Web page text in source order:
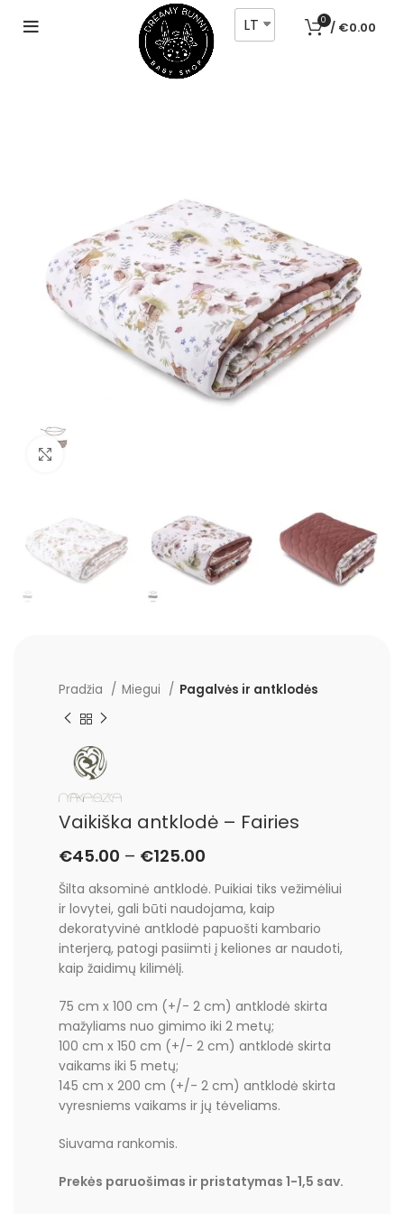
LT 0 / €0.00
Padidinti
Pradžia Miegui Pagalvės ir antklodės
Vaikiška antklodė – Fairies
€45.00 – €125.00
Šilta aksominė antklodė. Puikiai tiks vežimėliui
ir lovytei, gali būti naudojama, kaip
dekoratyvinė antklodė papuošti kambario
interjerą, patogi pasiimti į keliones ar naudoti,
kaip žaidimų kilimėlį.
75 cm x 100 cm (+/- 2 cm) antklodė skirta
mažyliams nuo gimimo iki 2 metų;
100 cm x 150 cm (+/- 2 cm) antklodė skirta
vaikams iki 5 metų;
145 cm x 200 cm (+/- 2 cm) antklodė skirta
vyresniems vaikams ir jų tėveliams.
Siuvama rankomis.
Prekės paruošimas ir pristatymas 1-1,5 sav.